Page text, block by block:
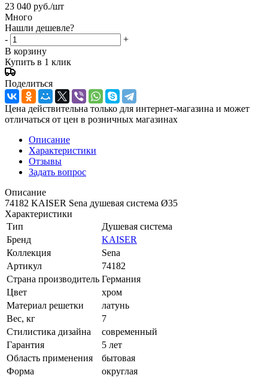
23 040 руб./шт
Много
Нашли дешевле?
-
+
В корзину
Купить в 1 клик
Поделиться
Цена действительна только для интернет-магазина и может
отличаться от цен в розничных магазинах
Описание
Характеристики
Отзывы
Задать вопрос
Описание
74182 KAISER Sena душевая система Ø35
Характеристики
Тип
Душевая система
Бренд
KAISER
Коллекция
Sena
Артикул
74182
Страна производитель Германия
Цвет
хром
Материал решетки
латунь
Вес, кг
7
Стилистика дизайна
современный
Гарантия
5 лет
Область применения
бытовая
Форма
округлая